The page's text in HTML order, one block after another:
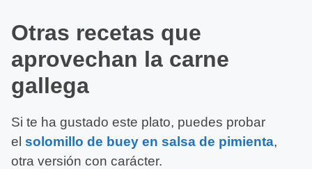
Otras recetas que
aprovechan la carne
gallega
Si te ha gustado este plato, puedes probar
el solomillo de buey en salsa de pimienta,
otra versión con carácter.